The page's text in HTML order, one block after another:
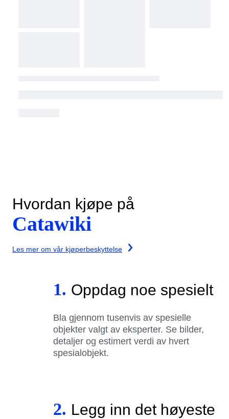
Hvordan kjøpe på
Catawiki
Les mer om vår kjøperbeskyttelse
1. Oppdag noe spesielt
Bla gjennom tusenvis av spesielle
objekter valgt av eksperter. Se bilder,
detaljer og estimert verdi av hvert
spesialobjekt.
2. Legg inn det høyeste